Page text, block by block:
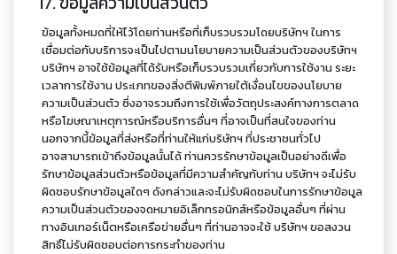
ข้อมูลทั้งหมดที่ให้ไว้โดยท่านหรือที่เก็บรวบรวมโดยบริษัทฯ ในการ
เชื่อมต่อกับบริการจะเป็นไปตามนโยบายความเป็นส่วนตัวของบริษัทฯ
บริษัทฯ อาจใช้ข้อมูลที่ได้รับหรือเก็บรวบรวมเกี่ยวกับการใช้งาน ระยะ
เวลาการใช้งาน ประเภทของสิ่งตีพิมพ์ภายใต้เงื่อนไขของนโยบาย
ความเป็นส่วนตัว ซึ่งอาจรวมถึงการใช้เพื่อวัตถุประสงค์ทางการตลาด
หรือโฆษณาเหตุการณ์หรือบริการอื่นๆ ที่อาจเป็นที่สนใจของท่าน
นอกจากนี้ข้อมูลที่ส่งหรือที่ท่านให้แก่บริษัทฯ ที่ประชาชนทั่วไป
อาจสามารถเข้าถึงข้อมูลนั้นได้ ท่านควรรักษาข้อมูลเป็นอย่างดีเพื่อ
รักษาข้อมูลส่วนตัวหรือข้อมูลที่มีความสำคัญกับท่าน บริษัทฯ จะไม่รับ
ผิดชอบรักษาข้อมูลใดๆ ดังกล่าวและจะไม่รับผิดชอบในการรักษาข้อมูล
ความเป็นส่วนตัวของจดหมายอิเล็กทรอนิกส์หรือข้อมูลอื่นๆ ที่ผ่าน
ทางอินเทอร์เน็ตหรือเครือข่ายอื่นๆ ที่ท่านอาจจะใช้ บริษัทฯ ขอสงวน
สิทธิ์ไม่รับผิดชอบต่อการกระทำของท่าน